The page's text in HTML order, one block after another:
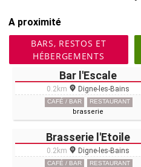
A proximité
BARS, RESTOS ET
HÉBERGEMENTS
Bar l'Escale
0.2km Digne-les-Bains
CAFÉ / BAR RESTAURANT
brasserie
Brasserie l'Etoile
0.2km Digne-les-Bains
CAFÉ / BAR RESTAURANT